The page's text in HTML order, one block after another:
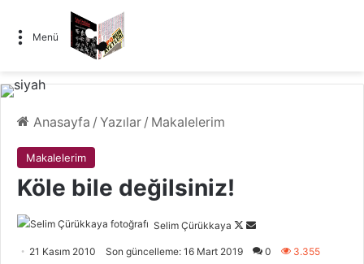
Menü
Anasayfa / Yazılar / Makalelerim
Makalelerim
Köle bile değilsiniz!
Selim Çürükkaya
F
i
21 Kasım 2010 Son güncelleme: 16 Mart 2019 0 3.355